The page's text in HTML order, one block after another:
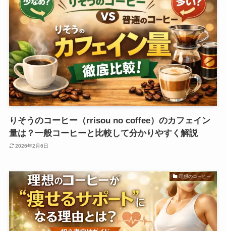
りそうのコーヒー（rrisou no coffee）のカフェイン
量は？一般コーヒーと比較して分かりやすく解説
2026年2月6日
理想のコーヒー